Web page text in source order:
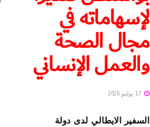
لإسهاماته في
مجال الصحة
والعمل الإنساني
السفير الايطالي لدى دولة